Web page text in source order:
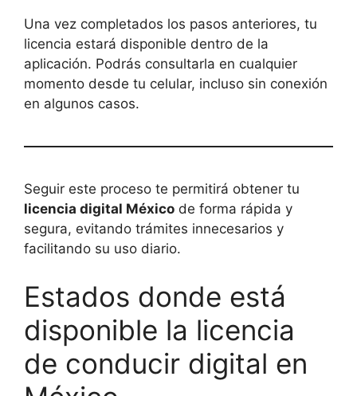
Una vez completados los pasos anteriores, tu
licencia estará disponible dentro de la
aplicación. Podrás consultarla en cualquier
momento desde tu celular, incluso sin conexión
en algunos casos.
Seguir este proceso te permitirá obtener tu
licencia digital México de forma rápida y
segura, evitando trámites innecesarios y
facilitando su uso diario.
Estados donde está
disponible la licencia
de conducir digital en